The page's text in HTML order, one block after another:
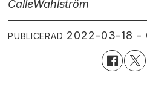
CalleWahlström
PUBLICERAD 2022-03-18 -